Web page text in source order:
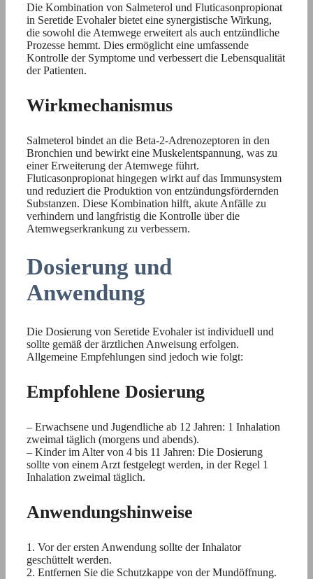
Die Kombination von Salmeterol und Fluticasonpropionat
in Seretide Evohaler bietet eine synergistische Wirkung,
die sowohl die Atemwege erweitert als auch entzündliche
Prozesse hemmt. Dies ermöglicht eine umfassende
Kontrolle der Symptome und verbessert die Lebensqualität
der Patienten.
Wirkmechanismus
Salmeterol bindet an die Beta-2-Adrenozeptoren in den
Bronchien und bewirkt eine Muskelentspannung, was zu
einer Erweiterung der Atemwege führt.
Fluticasonpropionat hingegen wirkt auf das Immunsystem
und reduziert die Produktion von entzündungsfördernden
Substanzen. Diese Kombination hilft, akute Anfälle zu
verhindern und langfristig die Kontrolle über die
Atemwegserkrankung zu verbessern.
Dosierung und
Anwendung
Die Dosierung von Seretide Evohaler ist individuell und
sollte gemäß der ärztlichen Anweisung erfolgen.
Allgemeine Empfehlungen sind jedoch wie folgt:
Empfohlene Dosierung
– Erwachsene und Jugendliche ab 12 Jahren: 1 Inhalation
zweimal täglich (morgens und abends).
– Kinder im Alter von 4 bis 11 Jahren: Die Dosierung
sollte von einem Arzt festgelegt werden, in der Regel 1
Inhalation zweimal täglich.
Anwendungshinweise
1. Vor der ersten Anwendung sollte der Inhalator
geschüttelt werden.
2. Entfernen Sie die Schutzkappe von der Mundöffnung.